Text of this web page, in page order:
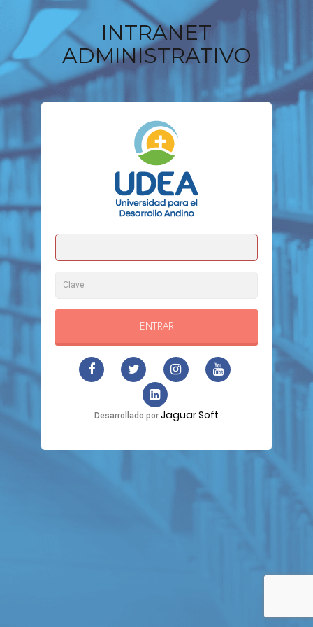
INTRANET
ADMINISTRATIVO
ENTRAR
Desarrollado por Jaguar Soft